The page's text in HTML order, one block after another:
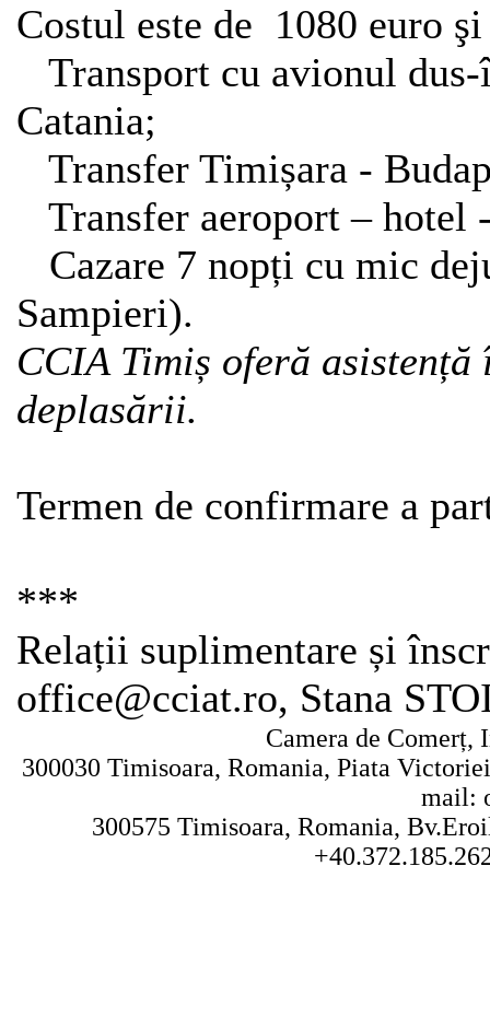
Costul este de 1080 euro
Transport cu avionul
Catania;
Transfer Timișara -
Transfer aeroport – hotel
Cazare 7 nopți cu mic
Sampieri).
CCIA Timiș oferă
deplasării.
Termen de confirmare a
***
Relații suplimentare și
office@cciat.ro, Stana
Camera de
300030 Timisoara, Romania, Piata
mail:
300575 Timisoara, Romania,